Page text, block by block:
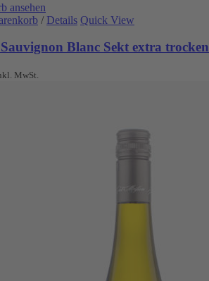
ansehen
/ Details Quick View
Blanc Sekt extra trocken
MwSt.